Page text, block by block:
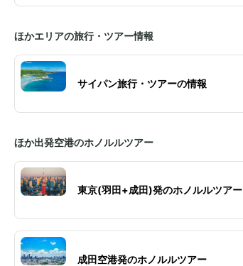
ほかエリアの旅行・ツアー情報
サイパン旅行・ツアーの情報
ほか出発空港のホノルルツアー
東京(羽田+成田)発のホノルルツアー
成田空港発のホノルルツアー